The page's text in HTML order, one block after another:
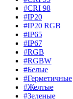
#CRI 98
#IP20
#IP20 RGB
#IP65
#IP67
#RGB
#RGBW
#Белые
#Герметичные
#Желтые
#Зеленые